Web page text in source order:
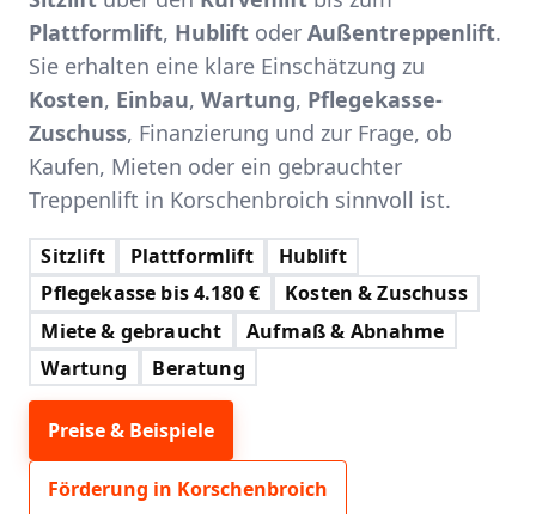
Plattformlift, Hublift oder Außentreppenlift.
Sie erhalten eine klare Einschätzung zu
Kosten, Einbau, Wartung, Pflegekasse-
Zuschuss, Finanzierung und zur Frage, ob
Kaufen, Mieten oder ein gebrauchter
Treppenlift in Korschenbroich sinnvoll ist.
Sitzlift Plattformlift
Hublift
Pflegekasse bis 4.180 €
Kosten & Zuschuss
Miete & gebraucht
Aufmaß & Abnahme
Wartung
Beratung
Preise & Beispiele
Förderung in Korschenbroich